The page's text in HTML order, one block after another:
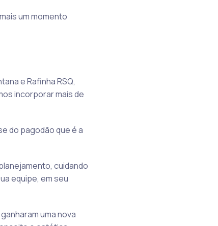
um momento
e Rafinha RSQ,
incorporar mais de
do pagodão que é a
cuidando
equipe, em seu
uma nova